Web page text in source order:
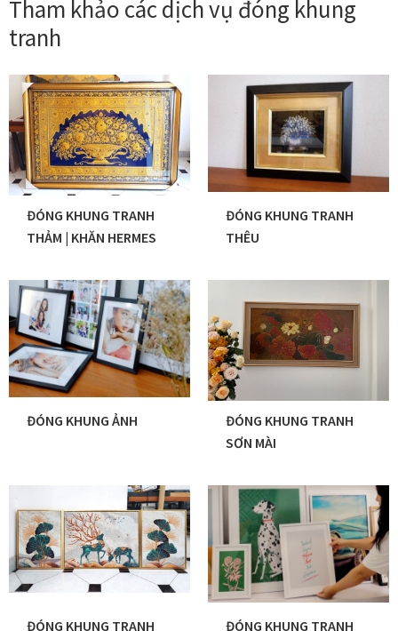
Tham khảo các dịch vụ đóng khung
tranh
ĐÓNG KHUNG TRANH
THẢM | KHĂN HERMES
ĐÓNG KHUNG TRANH
THÊU
ĐÓNG KHUNG ẢNH
ĐÓNG KHUNG TRANH
SƠN MÀI
ĐÓNG KHUNG TRANH
ĐÓNG KHUNG TRANH